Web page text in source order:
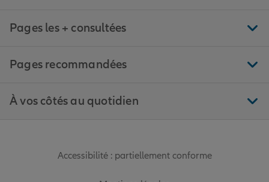
Pages les + consultées
Pages recommandées
À vos côtés au quotidien
Accessibilité : partiellement conforme